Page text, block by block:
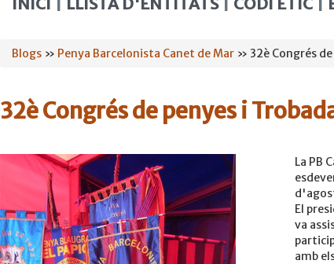
Esteu
Blogs » Penya Barcelonista Canet de Mar » 32è Congrés
32è Congrés de penyes i
La PB
El
va
amb